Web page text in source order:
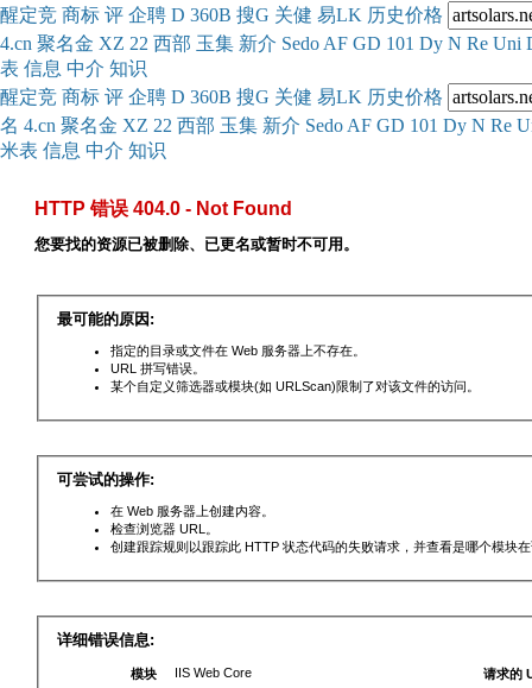
醒定竞 商标 评 企聘 D 360B 搜G 关健 易LK 历史价格
4.cn 聚名金 XZ 22 西部 玉集 新介 Sedo AF GD 101 Dy N Re Uni
表 信息 中介 知识